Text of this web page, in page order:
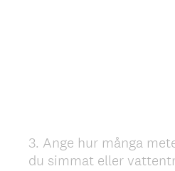
Question
Title
3. Ange hur många
du simmat eller